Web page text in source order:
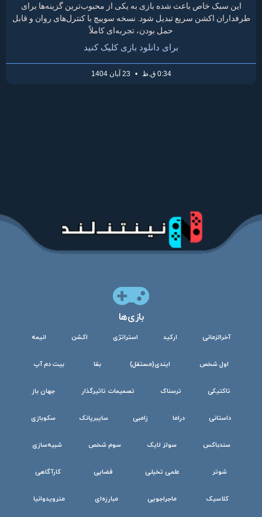
این سبک خاص باعث شده بازی به یکی از محبوب‌ترین گزینه‌ها برای
طرفداران اکشن سریع تبدیل شود. نسخه سوییچ با کنترل‌های روان و قابل
حمل بودن، تجربه‌ای کاملاً
برای دانلود بازی کلیک کنید
0:34 ق.ظ
بازی‌ها
آخرالزمانی ارکید استراتژی اکشن انیمه
اول شخص ایندی(مستقل) بقا بیت دم آپ
تاکتیکی ترسناک تصمیمات تاثیرگذار جهان باز
داستانی دراما زامبی سایبرپانک سکوبازی
سندباکس سولز لایک سوم شخص شبیه‌سازی
شوتر علمی تخیلی فضایی کارآگاهی
کلاسیک ماجراجویی مبارزه‌ای مترویدوانیا